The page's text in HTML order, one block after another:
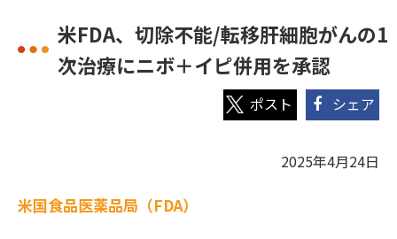
米FDA、切除不能/転移肝細胞がんの1
次治療にニボ＋イピ併用を承認
シェア
2025年4月24日
米国食品医薬品局（FDA）